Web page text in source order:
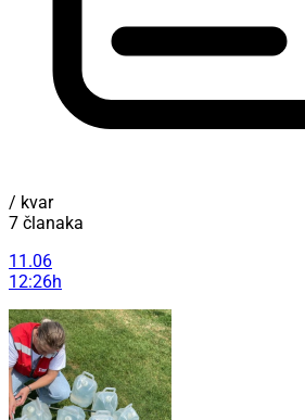
/ kvar
7 članaka
11.06
12:26h